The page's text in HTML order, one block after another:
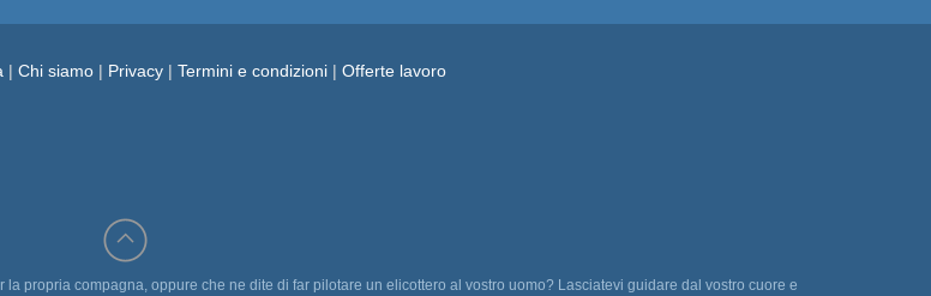
| Chi siamo | Privacy | Termini e condizioni | Offerte lavoro
propria compagna, oppure che ne dite di far pilotare un elicottero al vostro uomo? Lasciatevi guidare dal vostro cuore e